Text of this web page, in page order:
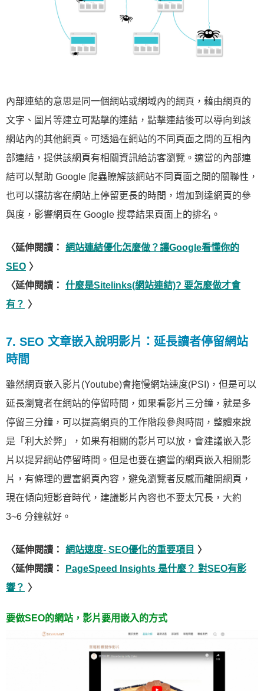
內部連結的意思是同一個網站或網域內的網頁，藉由網頁的
文字、圖片等建立可點擊的連結，點擊連結後可以導向到該
網站內的其他網頁。可透過在網站的不同頁面之間的互相內
部連結，提供該網頁有相關資訊給訪客瀏覽。適當的內部連
結可以幫助 Google 爬蟲瞭解該網站不同頁面之間的關聯性，
也可以讓訪客在網站上停留更長的時間，增加到達網頁的參
與度，影響網頁在 Google 搜尋結果頁面上的排名。
〈延伸閱讀：
網站連結優化怎麼做？讓Google看懂你的
SEO 〉
〈延伸閱讀：
什麼是Sitelinks(網站連結)? 要怎麼做才會
有？ 〉
7. SEO 文章嵌入說明影片：延長讀者停留網站
時間
雖然網頁嵌入影片(Youtube)會拖慢網站速度(PSI)，但是可以
延長瀏覽者在網站的停留時間，如果看影片三分鐘，就是多
停留三分鐘，可以提高網頁的工作階段參與時間，整體來說
是「利大於弊」，如果有相關的影片可以放，會建議嵌入影
片以提昇網站停留時間。但是也要在適當的網頁嵌入相關影
片，有條理的豐富網頁內容，避免瀏覽者反感而離開網頁，
現在傾向短影音時代，建議影片內容也不要太冗長，大約
3~6 分鐘就好。
〈延伸閱讀： 網站速度- SEO優化的重要項目 〉
〈延伸閱讀：
PageSpeed Insights 是什麼？ 對SEO有影
響？ 〉
要做SEO的網站，影片要用嵌入的方式